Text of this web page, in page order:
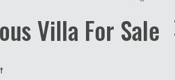
Villa For Sale